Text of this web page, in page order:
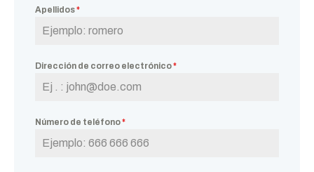
Apellidos*
Dirección de correo electrónico*
Número de teléfono*